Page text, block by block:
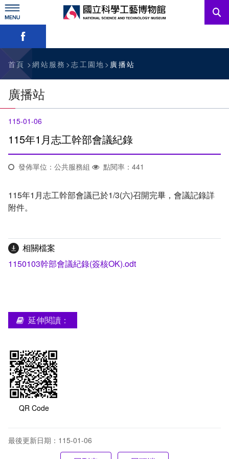
跳
到
主
要
訊息公告
參觀資訊
教育資源
網站服務
關於我們
略過字型切換，社群分享工具列
首頁 網站服務 志工園地 廣播站
廣播站
115-01-06
115年1月志工幹部會議紀錄
發佈單位：公共服務組 點閱率：441
115年1月志工幹部會議已於1/3(六)召開完畢，會議記錄詳
附件。
相關檔案
1150103幹部會議紀錄(簽核OK).odt
延伸閱讀：
QR Code
最後更新日期：115-01-06